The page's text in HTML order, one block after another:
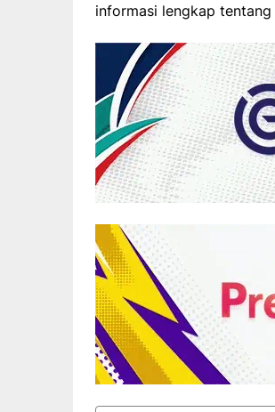
informasi lengkap